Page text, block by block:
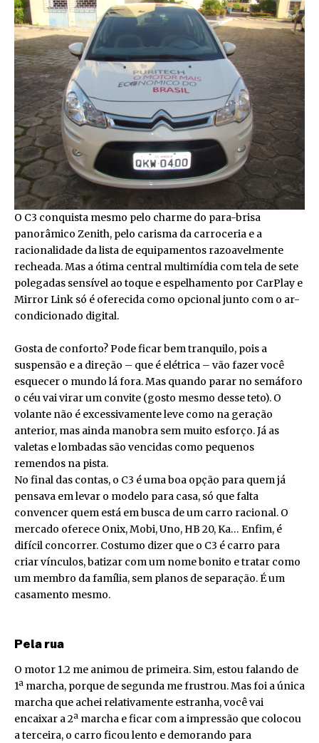
O C3 conquista mesmo pelo charme do para-brisa
panorâmico Zenith, pelo carisma da carroceria e a
racionalidade da lista de equipamentos razoavelmente
recheada. Mas a ótima central multimídia com tela de sete
polegadas sensível ao toque e espelhamento por CarPlay e
Mirror Link só é oferecida como opcional junto com o ar-
condicionado digital.
Gosta de conforto? Pode ficar bem tranquilo, pois a
suspensão e a direção – que é elétrica – vão fazer você
esquecer o mundo lá fora. Mas quando parar no semáforo
o céu vai virar um convite (gosto mesmo desse teto). O
volante não é excessivamente leve como na geração
anterior, mas ainda manobra sem muito esforço. Já as
valetas e lombadas são vencidas como pequenos
remendos na pista.
No final das contas, o C3 é uma boa opção para quem já
pensava em levar o modelo para casa, só que falta
convencer quem está em busca de um carro racional. O
mercado oferece Onix, Mobi, Uno, HB 20, Ka… Enfim, é
difícil concorrer. Costumo dizer que o C3 é carro para
criar vínculos, batizar com um nome bonito e tratar como
um membro da família, sem planos de separação. É um
casamento mesmo.
Pela rua
O motor 1.2 me animou de primeira. Sim, estou falando de
1ª marcha, porque de segunda me frustrou. Mas foi a única
marcha que achei relativamente estranha, você vai
encaixar a 2ª marcha e ficar com a impressão que colocou
a terceira, o carro ficou lento e demorando para